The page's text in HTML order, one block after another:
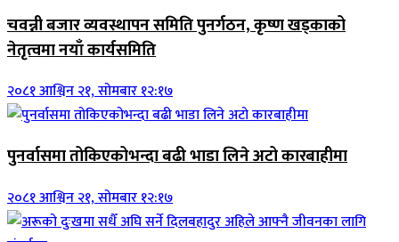
चवन्नी बजार व्यवस्थापन समिति पुनर्गठन, कृष्ण खड्काको
नेतृत्वमा नयाँ कार्यसमिति
२०८१ आश्विन २१, सोमबार १२:१७
पुनर्वासमा तोकिएकोभन्दा बढी भाडा लिने अटो कारबाहीमा
२०८१ आश्विन २१, सोमबार १२:१७